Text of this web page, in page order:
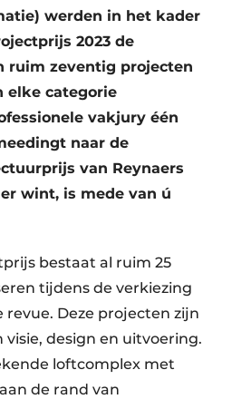
werden in het kader
2023 de
ruim zeventig projecten
elke categorie
vakjury één
naar de
van Reynaers
wint, is mede van ú
bestaat al ruim 25
tijdens de verkiezing
Deze projecten zijn
design en uitvoering.
loftcomplex met
de rand van